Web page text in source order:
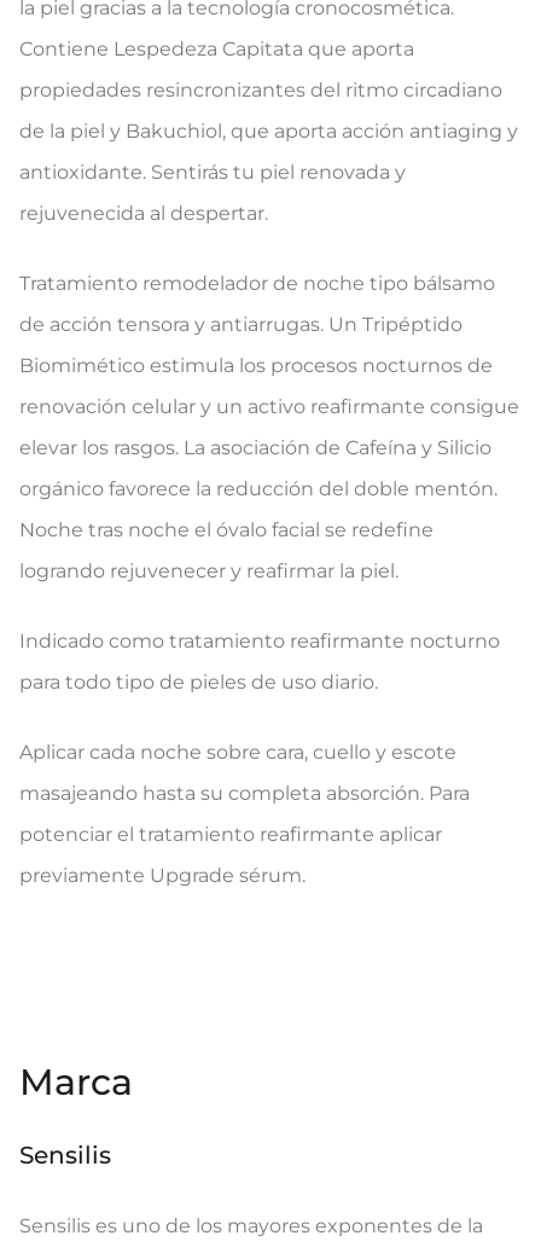
la piel gracias a la tecnología cronocosmética.
Contiene Lespedeza Capitata que aporta
propiedades resincronizantes del ritmo circadiano
de la piel y Bakuchiol, que aporta acción antiaging y
antioxidante. Sentirás tu piel renovada y
rejuvenecida al despertar.
Tratamiento remodelador de noche tipo bálsamo
de acción tensora y antiarrugas. Un Tripéptido
Biomimético estimula los procesos nocturnos de
renovación celular y un activo reafirmante consigue
elevar los rasgos. La asociación de Cafeína y Silicio
orgánico favorece la reducción del doble mentón.
Noche tras noche el óvalo facial se redefine
logrando rejuvenecer y reafirmar la piel.
Indicado como tratamiento reafirmante nocturno
para todo tipo de pieles de uso diario.
Aplicar cada noche sobre cara, cuello y escote
masajeando hasta su completa absorción. Para
potenciar el tratamiento reafirmante aplicar
previamente Upgrade sérum.
Marca
Sensilis
Sensilis es uno de los mayores exponentes de la